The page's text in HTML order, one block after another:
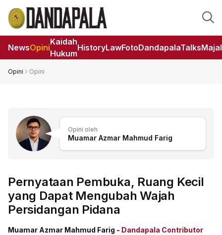
NewsOpini
Kaidah
Hukum
HistoryLawFotoDandapalaTalks
Opini Opini
Opini oleh
Muamar Azmar Mahmud Farig
Pernyataan Pembuka, Ruang Kecil
yang Dapat Mengubah Wajah
Persidangan Pidana
Muamar Azmar Mahmud Farig - Dandapala Contributor